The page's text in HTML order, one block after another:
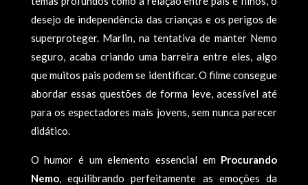
desejo de independência das crianças e os perigos de
superproteger. Marlin, na tentativa de manter Nemo
seguro, acaba criando uma barreira entre eles, algo
que muitos pais podem se identificar. O filme consegue
abordar essas questões de forma leve, acessível até
para os espectadores mais jovens, sem nunca parecer
didático.
O humor é um elemento essencial em Procurando
Nemo, equilibrando perfeitamente as emoções da